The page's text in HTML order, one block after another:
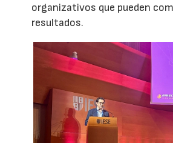
organizativos que pueden
resultados.